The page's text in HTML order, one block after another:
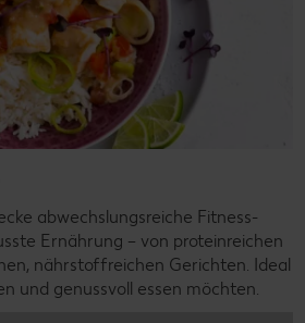
abwechslungsreiche Fitness-
Ernährung – von proteinreichen
nährstoffreichen Gerichten. Ideal
und genussvoll essen möchten.